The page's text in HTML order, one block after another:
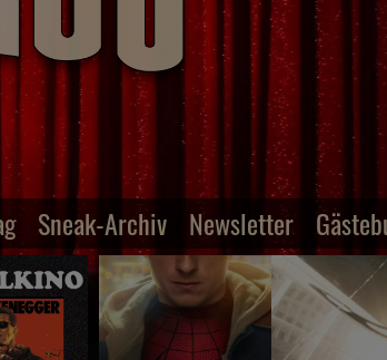
Sneak-Archiv Newsletter